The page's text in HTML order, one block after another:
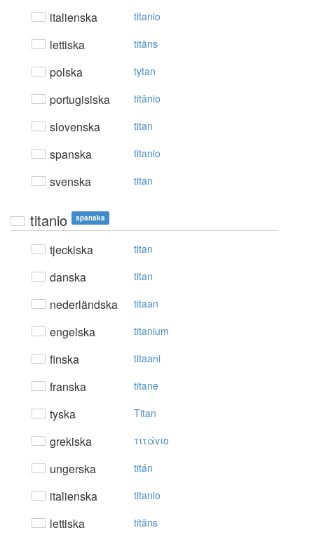
italienska titanio
lettiska titāns
polska tytan
portugisiska titânio
slovenska titan
spanska titanio
svenska titan
titanio spanska
tjeckiska titan
danska titan
nederländska titaan
engelska titanium
finska titaani
franska titane
tyska Titan
grekiska τιτάvιo
ungerska titán
italienska titanio
lettiska titāns